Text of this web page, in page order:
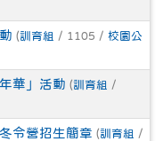
(訓育組 / 1105 / 校園公
華」活動 (訓育組 /
令營招生簡章 (訓育組 /